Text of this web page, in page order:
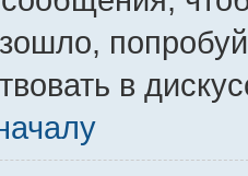
в